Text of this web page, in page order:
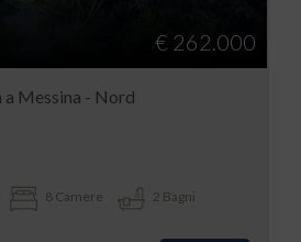
€ 262.000
a Messina - Nord
8 Camere 2 Bagni